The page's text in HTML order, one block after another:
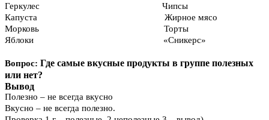
Геркулес Чипсы
Капуста Жирное мясо
Морковь Торты
Яблоки «Сникерс»
Вопрос: Где самые вкусные продукты в группе полезных
или нет?
Вывод
Полезно – не всегда вкусно
Вкусно – не всегда полезно.